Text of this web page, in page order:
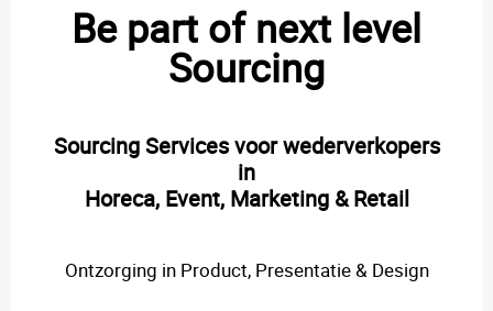
Be part of next level
Sourcing
Sourcing Services voor wederverkopers
in
Horeca, Event, Marketing & Retail
Ontzorging in Product, Presentatie & Design